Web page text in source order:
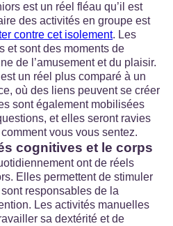
est un réel fléau qu’il est
des activités en groupe est
contre cet isolement. Les
et sont des moments de
de l’amusement et du plaisir.
un réel plus comparé à un
où des liens peuvent se créer
sont également mobilisées
et elles seront ravies
vous vous sentez.
cognitives et le corps
ont de réels
Elles permettent de stimuler
responsables de la
Les activités manuelles
sa dextérité et de